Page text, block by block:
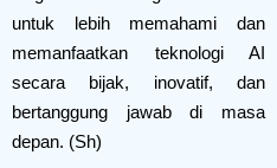
untuk lebih memahami dan
memanfaatkan teknologi AI
secara bijak, inovatif, dan
bertanggung jawab di masa
depan. (Sh)